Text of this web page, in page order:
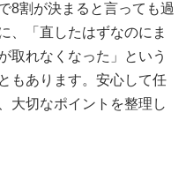
8割が決まると言っても過
、「直したはずなのにま
取れなくなった」という
もあります。安心して任
大切なポイントを整理し